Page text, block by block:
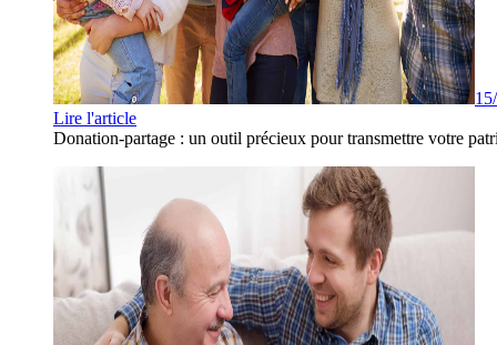
Lire l'article
Donation-partage : un outil précieux pour transmettre votre